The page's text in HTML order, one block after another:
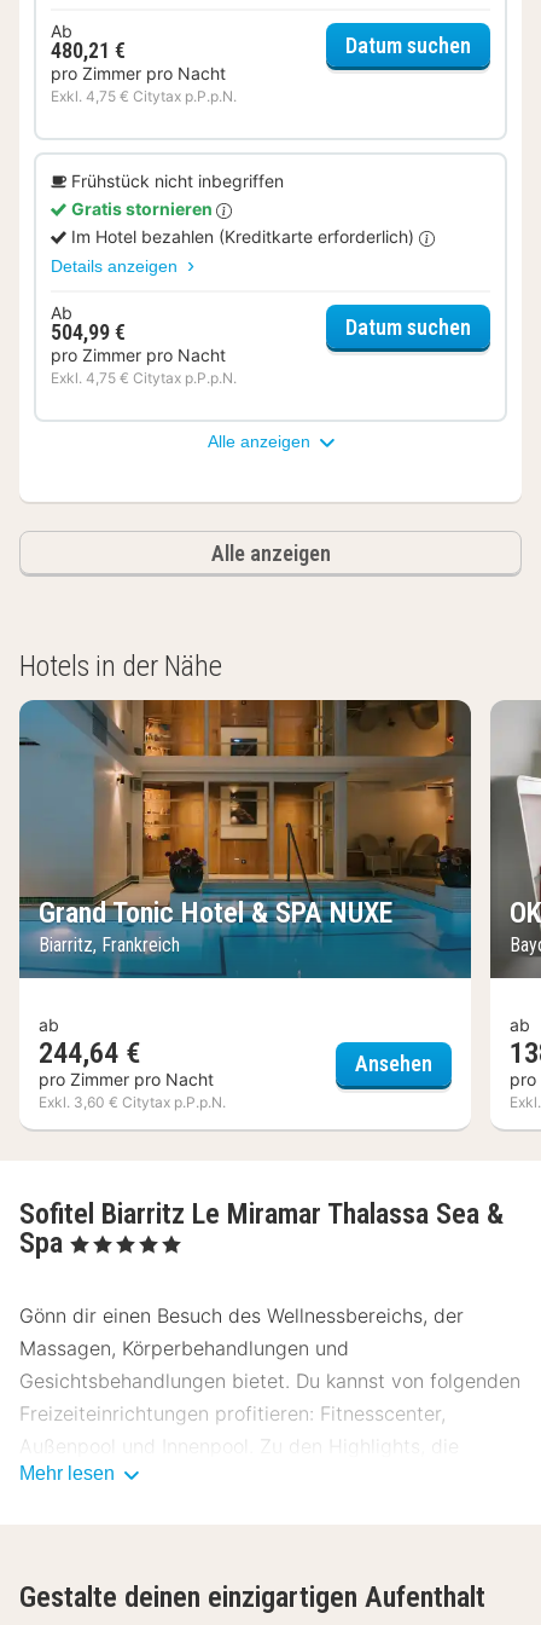
Ab
480,21 €
pro Zimmer pro Nacht
Exkl. 4,75 € Citytax p.P.p.N.
Datum suchen
Frühstück nicht inbegriffen
Gratis stornieren
Im Hotel bezahlen (Kreditkarte erforderlich)
Details anzeigen
Ab
504,99 €
pro Zimmer pro Nacht
Exkl. 4,75 € Citytax p.P.p.N.
Datum suchen
Alle anzeigen
Alle anzeigen
Hotels in der Nähe
Grand Tonic Hotel & SPA NUXE
Biarritz, Frankreich
ab
244,64 €
pro Zimmer pro Nacht
Exkl. 3,60 € Citytax p.P.p.N.
Ansehen Grand
ab
pro
Sofitel Biarritz Le Miramar Thalassa Sea &
Spa , 5 Sterne
Gönn dir einen Besuch des Wellnessbereichs, der
Massagen, Körperbehandlungen und
Gesichtsbehandlungen bietet. Du kannst von folgenden
Freizeiteinrichtungen profitieren: Fitnesscenter,
Außenpool und Innenpool. Zu den Highlights, die
dieses Hotel bietet, gehören zudem kostenloses WLAN,
Genieße Mittagessen oder Abendessen bei B, einem
Mehr lesen
Gestalte deinen einzigartigen Aufenthalt